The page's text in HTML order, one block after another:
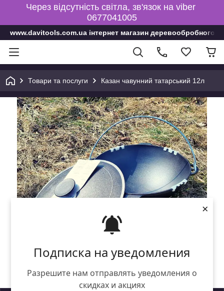
Подписка на уведомления
Разрешите нам отправлять уведомления о
скидках и акциях
×
Через відсутність світла, зв'язок на viber
0677041005
www.davitools.com.ua інтернет магазин деревообробного
Товари та послуги Казан чавунний татарський 12л